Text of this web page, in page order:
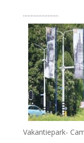
.......................
Vakantiepark-